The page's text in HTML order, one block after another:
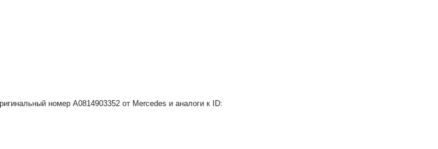
номер A0814903352 от Mercedes и аналоги к ID: